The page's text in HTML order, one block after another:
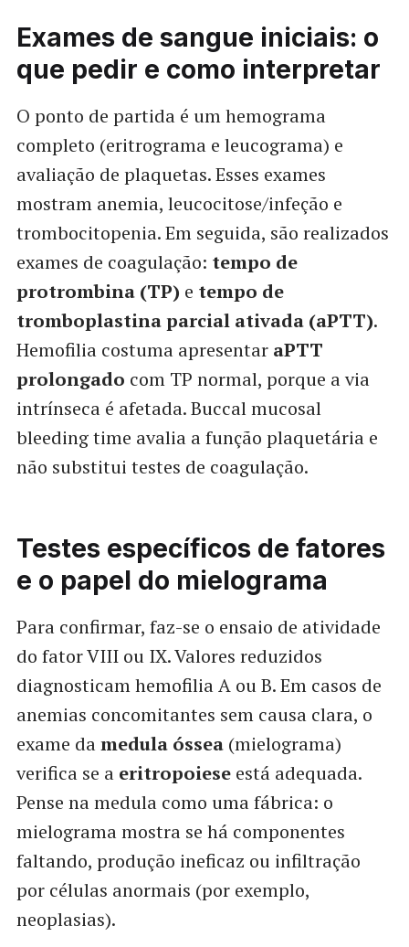
Exames de sangue iniciais: o
que pedir e como interpretar
O ponto de partida é um hemograma
completo (eritrograma e leucograma) e
avaliação de plaquetas. Esses exames
mostram anemia, leucocitose/infeção e
trombocitopenia. Em seguida, são realizados
exames de coagulação: tempo de
protrombina (TP) e tempo de
tromboplastina parcial ativada (aPTT).
Hemofilia costuma apresentar aPTT
prolongado com TP normal, porque a via
intrínseca é afetada. Buccal mucosal
bleeding time avalia a função plaquetária e
não substitui testes de coagulação.
Testes específicos de fatores
e o papel do mielograma
Para confirmar, faz-se o ensaio de atividade
do fator VIII ou IX. Valores reduzidos
diagnosticam hemofilia A ou B. Em casos de
anemias concomitantes sem causa clara, o
exame damedula óssea(mielograma)
verifica se a eritropoieseestá adequada.
Pense na medula como uma fábrica: o
mielograma mostra se há componentes
faltando, produção ineficaz ou infiltração
por células anormais (por exemplo,
neoplasias).